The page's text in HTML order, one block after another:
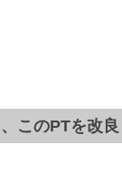
このPTを改